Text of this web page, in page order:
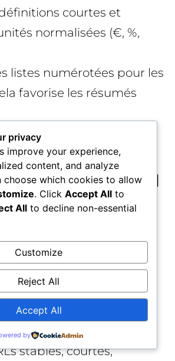
courtes et
normalisées (€, %,
listes numérotées pour les
favorise les résumés
au début avec les
lignes.
et canonical
piliers à des sous-
avec des ancres
“méthodologie d’audit
pour éviter la
variantes
d’URL).
stables, courtes,
privacy
improve your experience,
content, and analyze
choose which cookies to allow
. Click Accept All to
All to decline non-essential
Customize
Reject All
Accept All
by